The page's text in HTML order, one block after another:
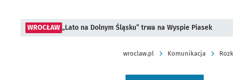
WROCŁAW „Lato na Dolnym Śląsku” trwa na Wyspie Piasek
wroclaw.pl Komunikacja